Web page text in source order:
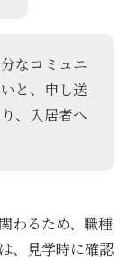
なコミュニ
と、申し送
、入居者へ
わるため、職種
、見学時に確認